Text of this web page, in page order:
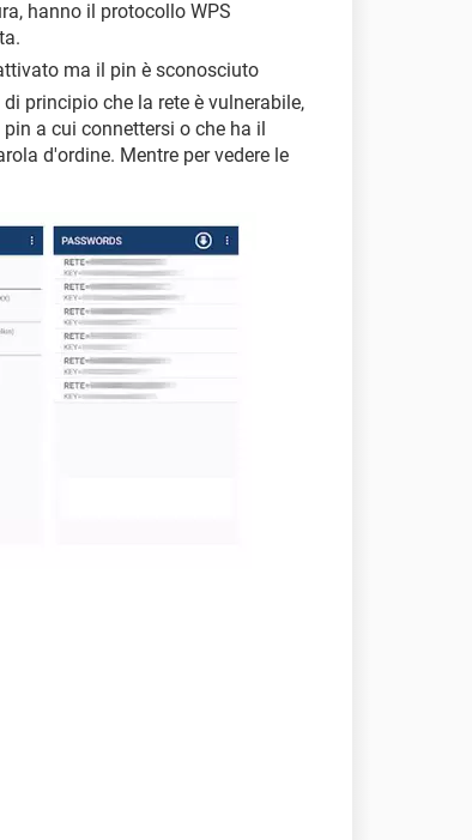
hanno il protocollo WPS
ma il pin è sconosciuto
principio che la rete è vulnerabile,
a cui connettersi o che ha il
d'ordine. Mentre per vedere le